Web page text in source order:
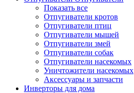
Показать все
Отпугиватели кротов
Отпугиватели птиц
Отпугиватели мышей
Отпугиватели змей
Отпугиватели собак
Отпугиватели насекомых
Уничтожители насекомых
Аксессуары и запчасти
Инверторы для дома